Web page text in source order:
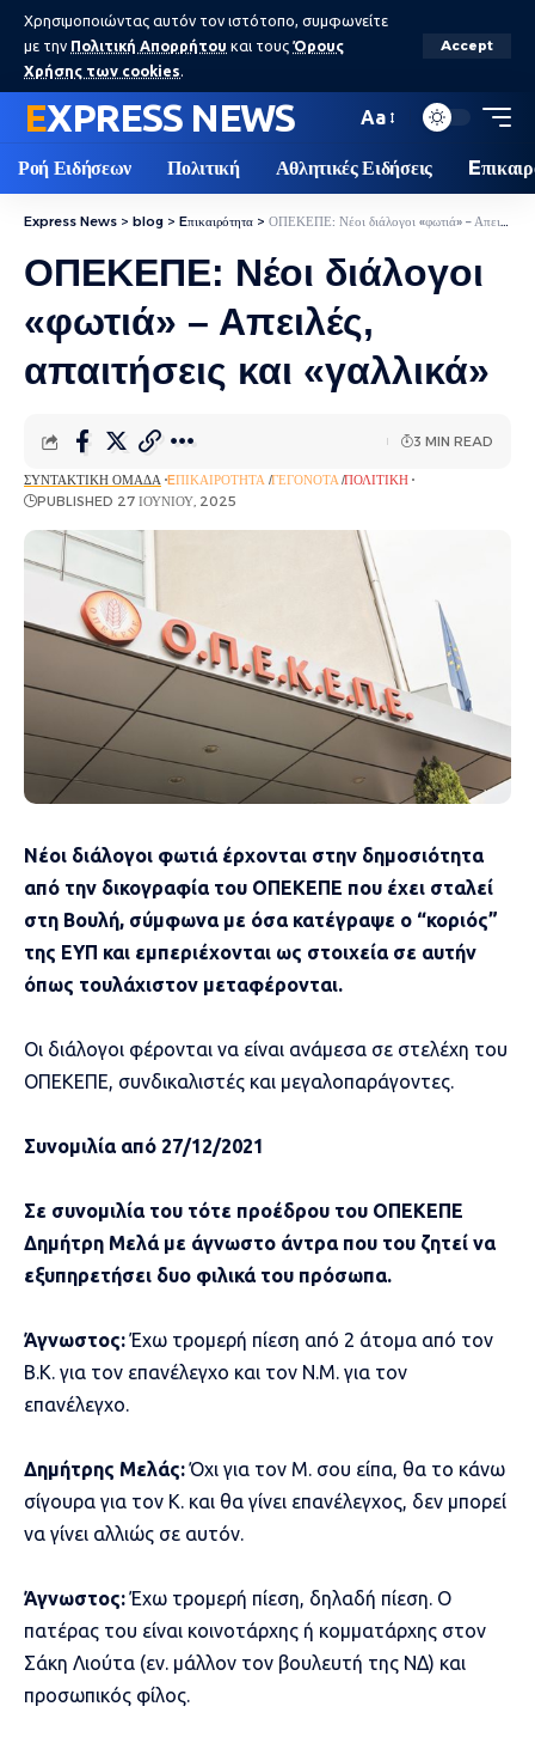
Χρησιμοποιώντας αυτόν τον ιστότοπο, συμφωνείτε
με την Πολιτική Απορρήτου και τους Όρους
Χρήσης των cookies.
Accept
EXPRESS NEWS Aa
Ροή Ειδήσεων Πολιτική Αθλητικές Ειδήσεις
Express News > blog > Eπικαιρότητα > ΟΠΕΚΕΠΕ: Νέοι διάλογοι «φωτιά» – Απειλές, απαιτήσεις και «γαλλικά»
ΟΠΕΚΕΠΕ: Νέοι διάλογοι
«φωτιά» – Απειλές,
απαιτήσεις και «γαλλικά»
ΣΥΝΤΑΚΤΙΚΉ ΟΜΆΔΑ EΠΙΚΑΙΡΌΤΗΤΑ ΓΕΓΟΝΌΤΑ ΠΟΛΙΤΙΚΉ
PUBLISHED 27 ΙΟΥΝΊΟΥ, 2025
3 MIN READ
Νέοι διάλογοι φωτιά έρχονται στην δημοσιότητα
από την δικογραφία του ΟΠΕΚΕΠΕ που έχει σταλεί
στη Βουλή, σύμφωνα με όσα κατέγραψε ο “κοριός”
της ΕΥΠ και εμπεριέχονται ως στοιχεία σε αυτήν
όπως τουλάχιστον μεταφέρονται.
Οι διάλογοι φέρονται να είναι ανάμεσα σε στελέχη του
ΟΠΕΚΕΠΕ, συνδικαλιστές και μεγαλοπαράγοντες.
Συνομιλία από 27/12/2021
Σε συνομιλία του τότε προέδρου του ΟΠΕΚΕΠΕ
Δημήτρη Μελά με άγνωστο άντρα που του ζητεί να
εξυπηρετήσει δυο φιλικά του πρόσωπα.
Άγνωστος:Έχω τρομερή πίεση από 2 άτομα από τον
Β.Κ. για τον επανέλεγχο και τον Ν.Μ. για τον
επανέλεγχο.
Δημήτρης Μελάς:Όχι για τον Μ. σου είπα, θα το κάνω
σίγουρα για τον Κ. και θα γίνει επανέλεγχος, δεν μπορεί
να γίνει αλλιώς σε αυτόν.
Άγνωστος:Έχω τρομερή πίεση, δηλαδή πίεση. Ο
πατέρας του είναι κοινοτάρχης ή κομματάρχης στον
Σάκη Λιούτα (εν. μάλλον τον βουλευτή της ΝΔ) και
προσωπικός φίλος.